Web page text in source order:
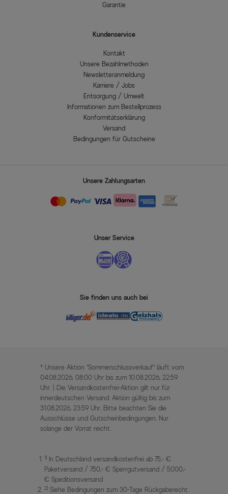
Garantie
Kundenservice
Kontakt
Unsere Bezahlmethoden
Newsletteranmeldung
Karriere / Jobs
Entsorgung / Umwelt
Informationen zum Bestellprozess
Konformitätserklärung
Versand
Bedingungen für Gutscheine
Unsere Zahlungsarten
Unser Service
Sie finden uns auch bei
* Unsere Aktion „Sommerschlussverkauf“ läuft vom
04.08.2026, 08:00 Uhr bis zum 10.08.2026, 22:59
Uhr. | Die Versandkostenfrei-Aktion gilt nur für
innerdeutschen Versand. Aktion gültig bis zum
31.08.2026, 23:59 Uhr. Bitte beachten Sie die
Ausschlüsse und Gutscheinbedingungen. Nur
solange der Vorrat reicht.
1) In Deutschland versandkostenfrei ab 75,- €
Paketversand / 750,- € Sperrgutversand / 5000,-
€ Speditionsversand
2) Siehe Bedingungen zum 30-Tage Rückgaberecht